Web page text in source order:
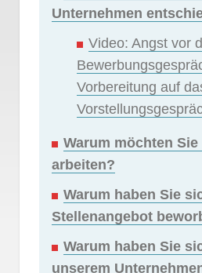
Unternehmen
Video: Angst vor
Vorbereitung auf
Warum möchten
arbeiten?
Warum haben Sie
Stellenangebot
Warum haben Sie
unserem